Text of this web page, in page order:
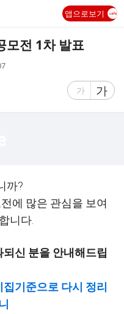
앱으로보기
모전 1차 발표
글
가
글
자
가
까?
에 많은 관심을 보여
니다.
신 분을 안내해드립
기준으로 다시 정리